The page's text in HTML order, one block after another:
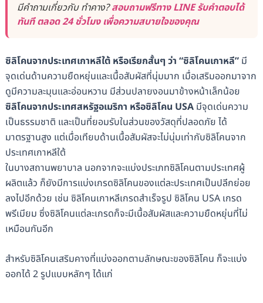
มีคำถามเกี่ยวกับ ทำคาง?สอบถามฟรีทาง LINE รับคำตอบได้
ทันที ตลอด 24 ชั่วโมง เพื่อความสบายใจของคุณ
ซิลิโคนจากประเทศเกาหลีใต้ หรือเรียกสั้นๆ ว่า “ซิลิโคนเกาหลี”มี
จุดเด่นด้านความยืดหยุ่นและเนื้อสัมผัสที่นุ่มมาก เมื่อเสริมออกมาจาก
ดูมีความละมุนและอ่อนหวาน มีส่วนปลายงอนมาข้างหน้าเล็กน้อย
ซิลิโคนจากประเทศสหรัฐอเมริกา หรือซิลิโคน USAมีจุดเด่นความ
เป็นธรรมชาติ และเป็นที่ยอมรับในส่วนของวัสดุที่ปลอดภัย ได้
มาตรฐานสูง แต่เมื่อเทียบด้านเนื้อสัมผัสจะไม่นุ่มเท่ากับซิลิโคนจาก
ประเทศเกาหลีใต้
ในบางสถานพยาบาล นอกจากจะแบ่งประเภทซิลิโคนตามประเทศผู้
ผลิตแล้ว ก็ยังมีการแบ่งเกรดซิลิโคนของแต่ละประเทศเป็นปลีกย่อย
ลงไปอีกด้วย เช่น ซิลิโคนเกาหลีเกรดสำเร็จรูป ซิลิโคน USA เกรด
พรีเมียม ซึ่งซิลิโคนแต่ละเกรดก็จะมีเนื้อสัมผัสและความยืดหยุ่นที่ไม่
เหมือนกันอีก
สำหรับซิลิโคนเสริมคางที่แบ่งออกตามลักษณะของซิลิโคน ก็จะแบ่ง
ออกได้ 2 รูปแบบหลักๆ ได้แก่